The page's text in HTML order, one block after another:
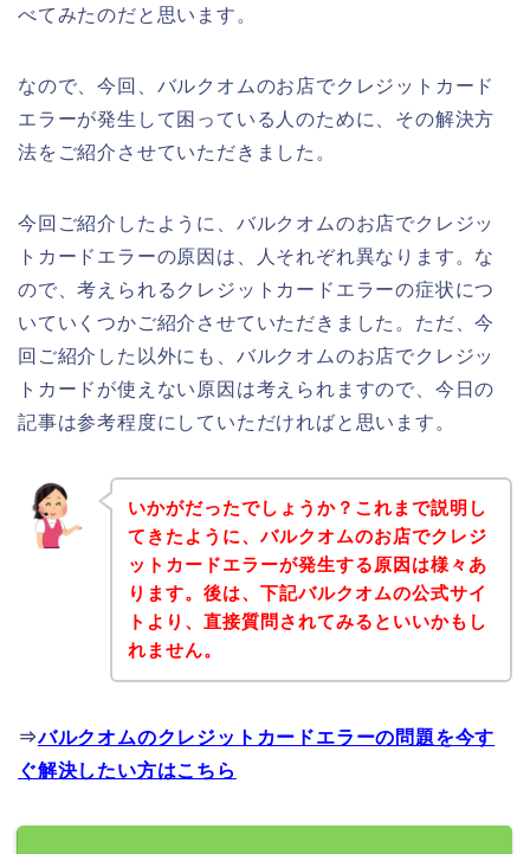
べてみたのだと思います。
なので、今回、バルクオムのお店でクレジットカード
エラーが発生して困っている人のために、その解決方
法をご紹介させていただきました。
今回ご紹介したように、バルクオムのお店でクレジッ
トカードエラーの原因は、人それぞれ異なります。な
ので、考えられるクレジットカードエラーの症状につ
いていくつかご紹介させていただきました。ただ、今
回ご紹介した以外にも、バルクオムのお店でクレジッ
トカードが使えない原因は考えられますので、今日の
記事は参考程度にしていただければと思います。
いかがだったでしょうか？これまで説明し
てきたように、バルクオムのお店でクレジ
ットカードエラーが発生する原因は様々あ
ります。後は、下記バルクオムの公式サイ
トより、直接質問されてみるといいかもし
れません。
⇒バルクオムのクレジットカードエラーの問題を今す
ぐ解決したい方はこちら